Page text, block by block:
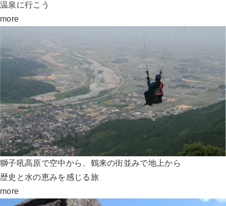
温泉に行こう
more
獅子吼高原で空中から、鶴来の街並みで地上から
歴史と水の恵みを感じる旅
more